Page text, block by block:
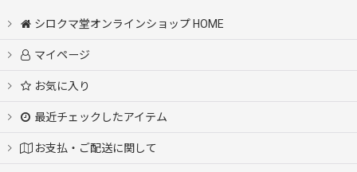
シロクマ堂オンラインショップ HOME
マイページ
お気に入り
最近チェックしたアイテム
お支払・ご配送に関して